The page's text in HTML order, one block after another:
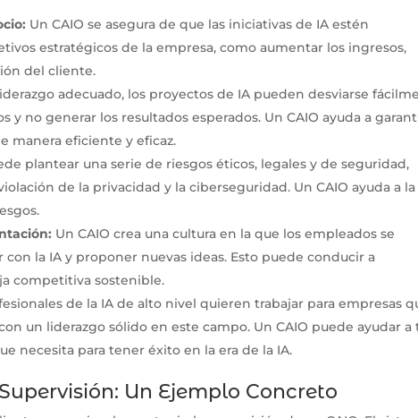
Un CAIO se asegura de que las iniciativas de IA estén
estratégicos de la empresa, como aumentar los ingresos,
del cliente.
adecuado, los proyectos de IA pueden desviarse
y no generar los resultados esperados. Un CAIO ayuda a
manera eficiente y eficaz.
plantear una serie de riesgos éticos, legales y de seguridad,
de la privacidad y la ciberseguridad. Un CAIO ayuda a la
Un CAIO crea una cultura en la que los empleados se
la IA y proponer nuevas ideas. Esto puede conducir a
competitiva sostenible.
de la IA de alto nivel quieren trabajar para empresas
un liderazgo sólido en este campo. Un CAIO puede ayudar a
necesita para tener éxito en la era de la IA.
Un Ejemplo Concreto